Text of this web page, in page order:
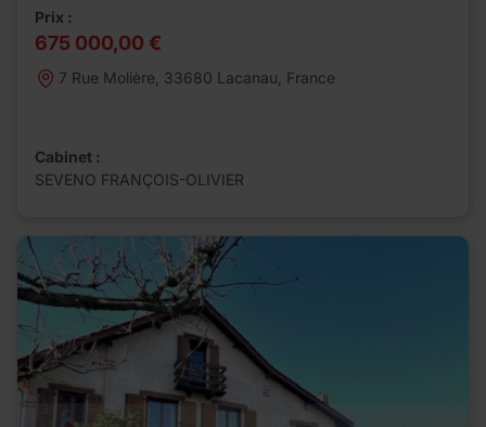
Prix :
675 000,00 €
7 Rue Molière, 33680 Lacanau, France
Cabinet :
SEVENO FRANÇOIS-OLIVIER